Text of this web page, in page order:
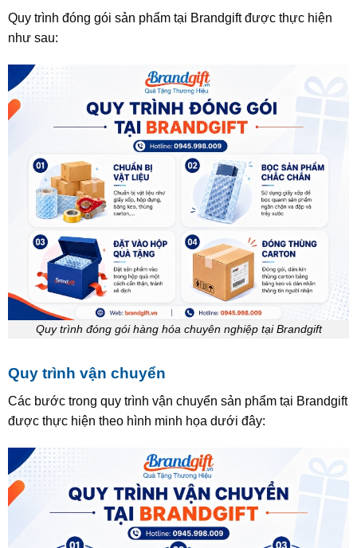
Quy trình đóng gói sản phẩm tại Brandgift được thực hiện
như sau:
Quy trình đóng gói hàng hóa chuyên nghiệp tại Brandgift
Quy trình vận chuyển
Các bước trong quy trình vận chuyển sản phẩm tại Brandgift
được thực hiện theo hình minh họa dưới đây: